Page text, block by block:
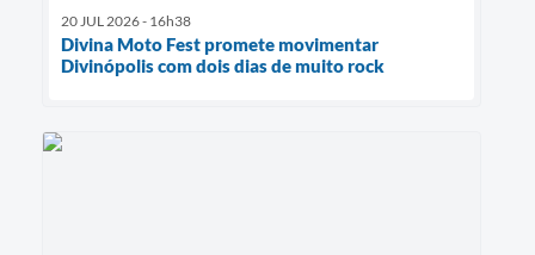
20 JUL 2026 - 16h38
Divina Moto Fest promete movimentar
Divinópolis com dois dias de muito rock